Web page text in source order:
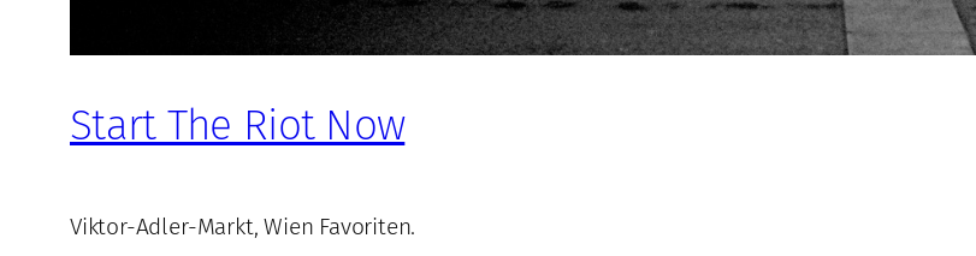
Start The Riot Now
Viktor-Adler-Markt, Wien Favoriten.